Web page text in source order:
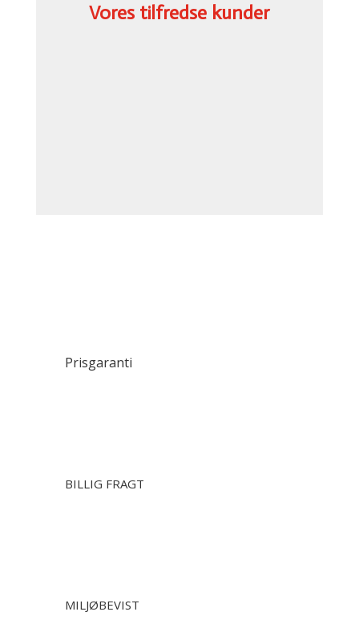
Vores tilfredse kunder
Prisgaranti
BILLIG FRAGT
MILJØBEVIST